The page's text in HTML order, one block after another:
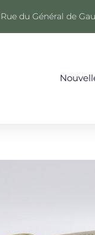
Rue du Général de